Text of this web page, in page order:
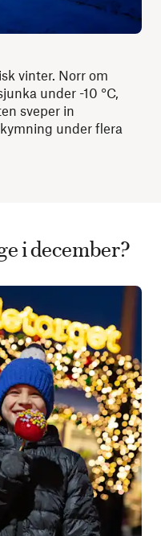
vinter. Norr om
under -10 °C,
sveper in
under flera
i december?